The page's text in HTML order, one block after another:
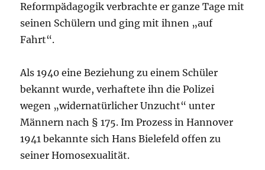
Reformpädagogik verbrachte er ganze Tage mit
seinen Schülern und ging mit ihnen „auf
Fahrt“.
Als 1940 eine Beziehung zu einem Schüler
bekannt wurde, verhaftete ihn die Polizei
wegen „widernatürlicher Unzucht“ unter
Männern nach § 175. Im Prozess in Hannover
1941 bekannte sich Hans Bielefeld offen zu
seiner Homosexualität.